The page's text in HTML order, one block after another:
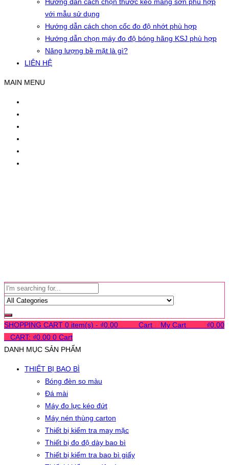
với mẫu sử dụng
Hướng dẫn cách chọn cốc đo độ nhớt phù hợp
Hướng dẫn chọn máy đo độ bóng hãng KSJ phù hợp
Năng lượng bề mặt là gì?
LIÊN HỆ
MAIN MENU
SHOPPING CART 0 item(s) - ₫0.00 Cart My Cart ₫0.00
CART: ₫0.00 0 Cart
DANH MỤC SẢN PHẨM
THIẾT BỊ BAO BÌ
Bóng đèn so màu
Đá mài
Máy đo lực kéo đứt
Máy nén thùng carton
Thiết bị kiểm tra may mặc
Thiết bị đo độ dày bao bì
Thiết bị kiểm tra bao bì giấy